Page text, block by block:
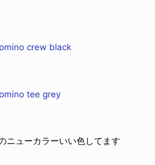
crew black
tee grey
ニューカラーいい色してます